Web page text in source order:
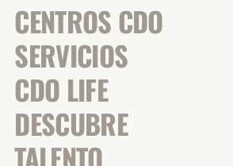
CENTROS CDO
SERVICIOS
CDO LIFE
DESCUBRE